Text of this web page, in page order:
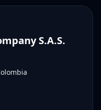
S.A.S.